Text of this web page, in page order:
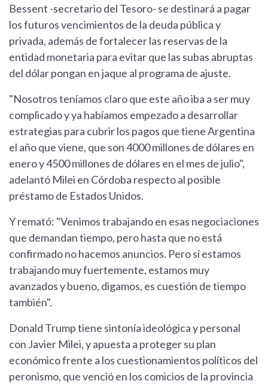
Bessent -secretario del Tesoro- se destinará a pagar
los futuros vencimientos de la deuda pública y
privada, además de fortalecer las reservas de la
entidad monetaria para evitar que las subas abruptas
del dólar pongan en jaque al programa de ajuste.
"Nosotros teníamos claro que este año iba a ser muy
complicado y ya habíamos empezado a desarrollar
estrategias para cubrir los pagos que tiene Argentina
el año que viene, que son 4000 millones de dólares en
enero y 4500 millones de dólares en el mes de julio",
adelantó Milei en Córdoba respecto al posible
préstamo de Estados Unidos.
Y remató: "Venimos trabajando en esas negociaciones
que demandan tiempo, pero hasta que no está
confirmado no hacemos anuncios. Pero sí estamos
trabajando muy fuertemente, estamos muy
avanzados y bueno, digamos, es cuestión de tiempo
también".
Donald Trump tiene sintonía ideológica y personal
con Javier Milei, y apuesta a proteger su plan
económico frente a los cuestionamientos políticos del
peronismo, que venció en los comicios de la provincia